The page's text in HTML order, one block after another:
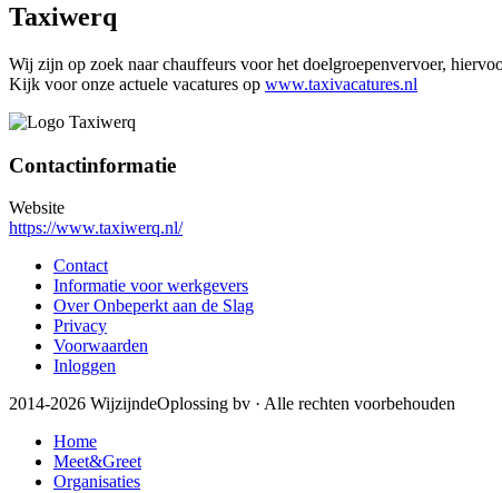
Taxiwerq
Wij zijn op zoek naar chauffeurs voor het doelgroepenvervoer,
Kijk voor onze actuele vacatures op www.taxivacatures.nl
Contactinformatie
Website
https://www.taxiwerq.nl/
Contact
Informatie voor werkgevers
Over Onbeperkt aan de Slag
Privacy
Voorwaarden
Inloggen
2014-2026 WijzijndeOplossing bv · Alle rechten voorbehouden
Home
Meet&Greet
Organisaties